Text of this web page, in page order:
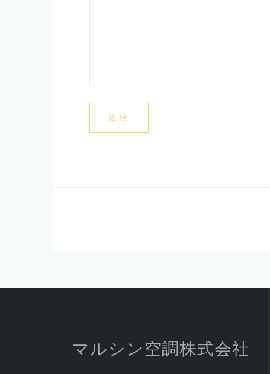
マルシン空調株式会社